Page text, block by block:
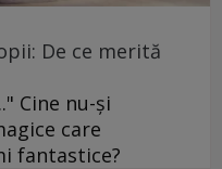
De ce merită
Cine nu-și
care
fantastice?